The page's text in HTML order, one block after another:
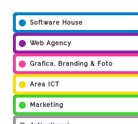
Software House
Web Agency
Grafica, Branding & Foto
Area ICT
Marketing